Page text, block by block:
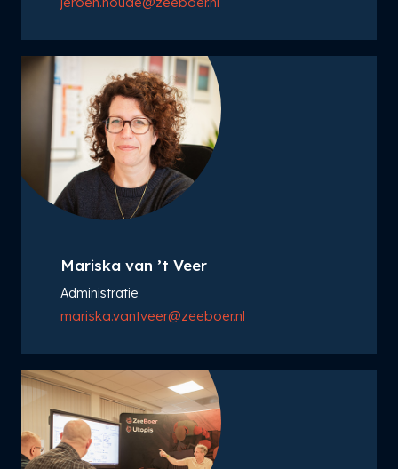
Mariska van ’t Veer
Administratie
mariska.vantveer@zeeboer.nl